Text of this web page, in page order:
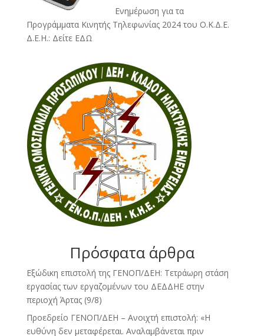
Ενημέρωση για τα
Προγράμματα Κινητής Τηλεφωνίας 2024 του Ο.Κ.Δ.Ε.
Δ.Ε.Η.: Δείτε ΕΔΩ
Πρόσφατα άρθρα
Εξώδικη επιστολή της ΓΕΝΟΠ/ΔΕΗ: Τετράωρη στάση
εργασίας των εργαζομένων του ΔΕΔΔΗΕ στην
περιοχή Άρτας (9/8)
Προεδρείο ΓΕΝΟΠ/ΔΕΗ – Ανοιχτή επιστολή: «Η
ευθύνη δεν μεταφέρεται. Αναλαμβάνεται πριν